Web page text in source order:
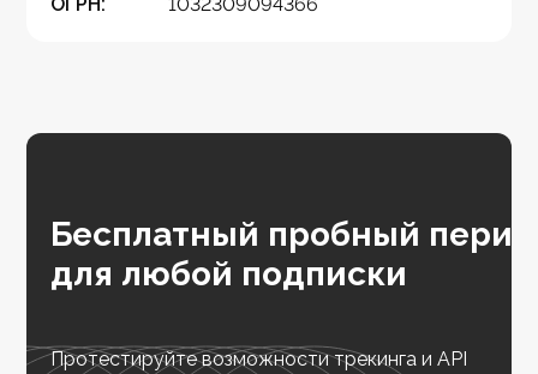
ОГРН:
1032309094366
Бесплатный пробный
для любой подписки
Протестируйте возможности трекинга и API